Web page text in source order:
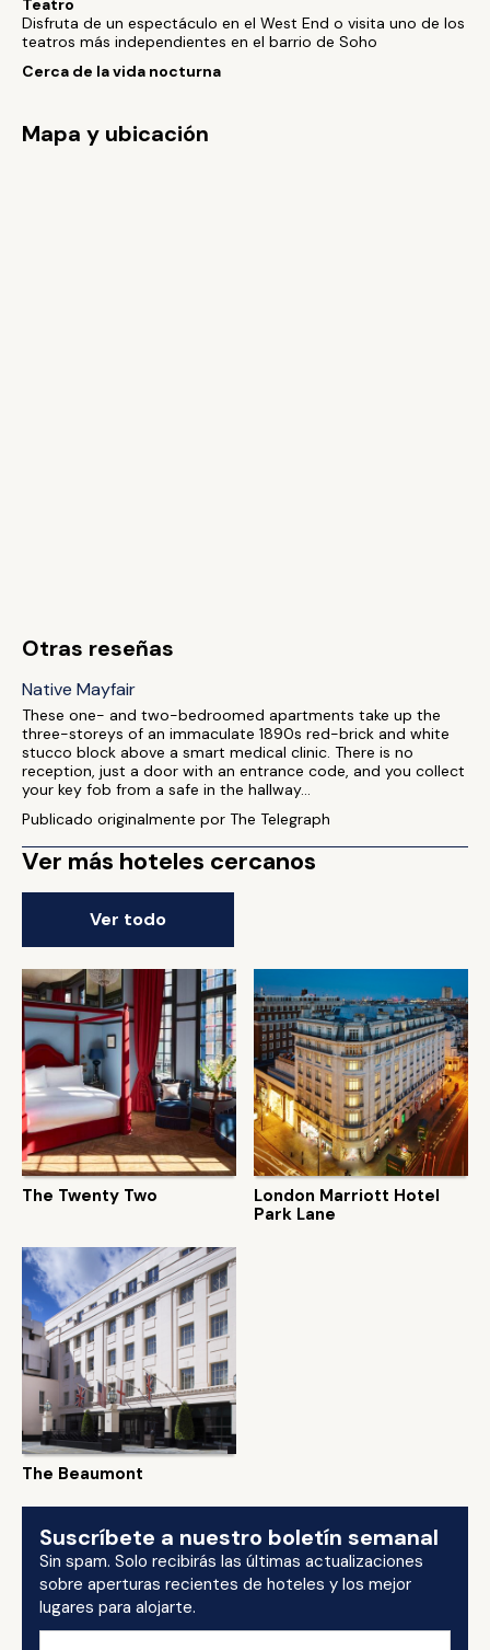
Teatro
Disfruta de un espectáculo en el West End o visita uno de los
teatros más independientes en el barrio de Soho
Cerca de la vida nocturna
Mapa y ubicación
Otras reseñas
Native Mayfair
These one- and two-bedroomed apartments take up the
three-storeys of an immaculate 1890s red-brick and white
stucco block above a smart medical clinic. There is no
reception, just a door with an entrance code, and you collect
your key fob from a safe in the hallway...
Publicado originalmente por The Telegraph
Ver más hoteles cercanos
Ver todo
The Twenty Two
London Marriott Hotel
Park Lane
The Beaumont
Suscríbete a nuestro boletín semanal
Sin spam. Solo recibirás las últimas actualizaciones
sobre aperturas recientes de hoteles y los mejor
lugares para alojarte.